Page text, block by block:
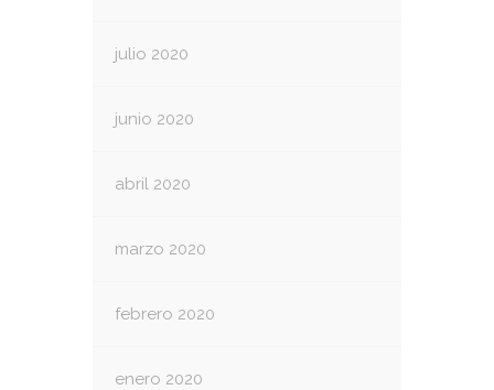
julio 2020
junio 2020
abril 2020
marzo 2020
febrero 2020
enero 2020